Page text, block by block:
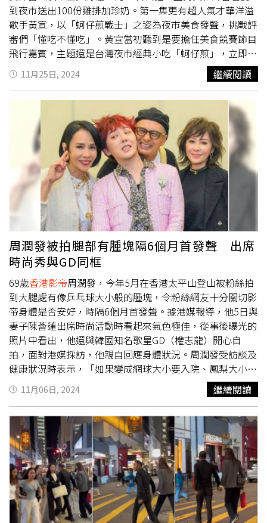
Washington）5. 妮可·基嫚（Nicole Kidman）6. 丹尼爾·
卡盧亞（Daniel Kaluuya）7. 宋康昊（Song Kang Ho）8.
凱特·布蘭琪（Cate Blanchett）9. 柯林·法洛（Colin
Farrell）10. 佛蘿倫絲·普伊（Florence Pugh）
Instagram 查看這則貼文 從 Instagram 分享的貼文 郭富城
是連香港影帝 梁家輝都認證的運動狂人，透露拍電影時房間
安排在隔壁，大約凌晨四點就聽到隔壁跑步機的聲音害他睡
不著。另外就是天王周潤發也直言受到郭富城影響開始養成
運動習慣，尤其喜歡跑步、爬山。郭富城每週都會運動4~5
天不間斷，因為他說自己是唱跳歌手，運動也是在鍛鍊體
能，他每天只吃「一餐半」絕對不會過量。 在 Instagram
查看這則貼文 從 Instagram 分享的貼文
到夜市送出100份雞排加珍奶。第一集更有超人氣才華洋溢
歌手黃宣，以「蚵仔煎戰士」之姿為夜市美食發聲，挑戰評
審們「懂吃不懂吃」。黃宣當初聽到是要擔任美食競賽節目
飛行嘉賓，主題還是台灣夜市經典小吃「蚵仔煎」，立即就
答應《夜市王》邀約。他開心分享：「我特別喜歡吃蚵仔
煎，完全衝著蚵仔煎來的，可以說是從小吃到大。」更透露
這次參賽選手中，有2家在自己的各項指標裡面幾近滿分。
黃宣（左起）擔任飛行嘉賓、金針菇、曾志偉、娘娘則是極
目評審。（圖／緯來提供）黃宣一登場就展現快嘴功力：
「我是Yellow黃宣，aka東南亞巨石強森，台灣史塔森，21
世紀的摩登大聖，自帶風雲的男人，肌肉章魚哥，哈克南最
後的表舅，今天我也是代表蚵仔煎精英協會士官長，我是蚵
仔煎戰士！」 結果是因為念得太順暢，讓來自於香港的曾
志偉一個字都聽不懂，笑翻全場。《夜市王》賽制為求公
平、減少台灣南北口味之戰，特別邀請「外地嘴」評審香港
的曾志偉、泰國娘娘以及韓勾ㄟ金針菇進行評審，但畢竟是
台灣夜市美食，《夜市王》製作團隊加碼邀請飛行嘉賓一同
品味，雖然無法加入評分工作，但可用在地口味代表的身
分，負責評判「評審」，看看評審「懂吃不懂吃」，為夜市
選手發聲抱不平，增加更多火花。
11月25日, 2024 繼續閱讀
周潤發被拍腿部有腫塊隔6個月首發聲 出席
時尚秀與GD同框
69歲香港影帝周潤發，今年5月在香港太平山登山被粉絲拍
到大腿處有像乒乓球大小般的腫塊，令粉絲網友十分關切影
帝身體是否安好，時隔6個月首發聲。據港媒報導，他5日與
妻子陳薈蓮出席時尚活動時看起來氣色極佳，從事後曝光的
照片中看出，他還與韓國知名歌星GD（權志龍）開心自
拍，面對港媒採訪，他親自回應身體狀況。周潤發受訪談及
健康狀況時表示，「如果變成網球大小要入院、鳳梨大小要
進急診室，現在還沒到鳳梨大小，跑多一點就會變小，如果
你們看到變成鳳梨大小，應該就是我1年多沒跑步。」並打
趣說，男人都有些毛病叫「小腸氣」（正確醫學名稱：疝
氣），要粉絲不用過度擔心。而且他表示，明年還要繼續挑
戰渣打馬拉松的半馬賽事，有關粉絲關心，回應：「我會擦
一些藥油按摩就會消，很簡單，一點都不用擔心，但要小
心，腫到像乒乓球大小還可以接受，如果像網球那麼大的
話，就要住院了，現在還沒那麼大，如果多跑步就會消掉，
不跑的話反而會變大」。他解釋，那是「皮下脂肪」堆積所
致，「那種氣谷住在那裡嘛，內心撐着很難受，今晚看完秀
11月06日, 2024 繼續閱讀